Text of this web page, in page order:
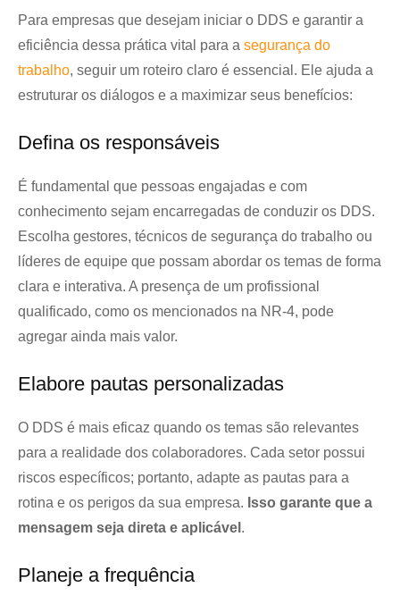
Para empresas que desejam iniciar o DDS e garantir a
eficiência dessa prática vital para a segurança do
trabalho, seguir um roteiro claro é essencial. Ele ajuda a
estruturar os diálogos e a maximizar seus benefícios:
Defina os responsáveis
É fundamental que pessoas engajadas e com
conhecimento sejam encarregadas de conduzir os DDS.
Escolha gestores, técnicos de segurança do trabalho ou
líderes de equipe que possam abordar os temas de forma
clara e interativa. A presença de um profissional
qualificado, como os mencionados na NR-4, pode
agregar ainda mais valor.
Elabore pautas personalizadas
O DDS é mais eficaz quando os temas são relevantes
para a realidade dos colaboradores. Cada setor possui
riscos específicos; portanto, adapte as pautas para a
rotina e os perigos da sua empresa. Isso garante que a
mensagem seja direta e aplicável .
Planeje a frequência